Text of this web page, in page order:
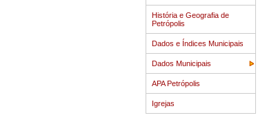
História e Geografia de
Petrópolis
Dados e Índices Municipais
Dados Municipais
APA Petrópolis
Igrejas